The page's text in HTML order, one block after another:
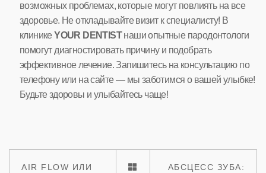
возможных проблемах, которые могут повлиять на все
здоровье. Не откладывайте визит к специалисту! В
клиникеYOUR DENTISTнаши опытные пародонтологи
помогут диагностировать причину и подобрать
эффективное лечение. Запишитесь на консультацию по
телефону или на сайте — мы заботимся о вашей улыбке!
Будьте здоровы и улыбайтесь чаще!
AIR FLOW ИЛИ
АБСЦЕСС ЗУБА: